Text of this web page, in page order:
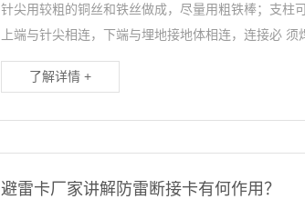
针尖用较粗的铜丝和铁丝做成，尽量用粗铁棒；支柱
上端与针尖相连，下端与埋地接地体相连，连接必 须
了解详情 +
避雷卡厂家讲解防雷断接卡有何作用？